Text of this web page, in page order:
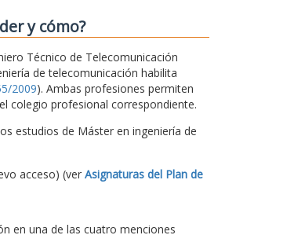
y cómo?
Técnico de Telecomunicación
de telecomunicación habilita
2009). Ambas profesiones permiten
colegio profesional correspondiente.
estudios de Máster en ingeniería de
acceso) (ver Asignaturas del Plan de
en una de las cuatro menciones